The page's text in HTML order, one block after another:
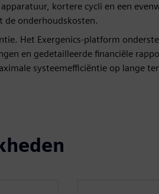
kortere cycli en een
de onderhoudskosten.
Het Exergenics-platform
en gedetailleerde financiële
systeemefficiëntie op lange